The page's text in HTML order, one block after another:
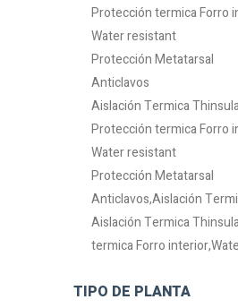
Protección termica Forro
Water resistant
Protección Metatarsal
Anticlavos
Aislación Termica
Protección termica Forro
Water resistant
Protección Metatarsal
Anticlavos,Aislación
Aislación Termica
termica Forro
TIPO DE PLANTA